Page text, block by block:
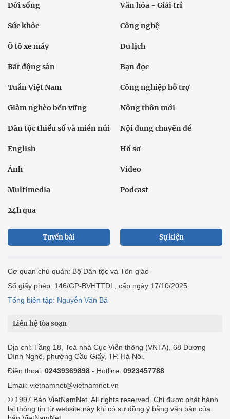
Đời sống Văn hóa - Giải trí
Sức khỏe Công nghệ
Ô tô xe máy Du lịch
Bất động sản Bạn đọc
Tuần Việt Nam Công nghiệp hỗ trợ
Giảm nghèo bền vững Nông thôn mới
Dân tộc thiểu số và miền núi Nội dung chuyên đề
English Hồ sơ
Ảnh Video
Multimedia Podcast
24h qua
Tuyến bài Sự kiện
Cơ quan chủ quản: Bộ Dân tộc và Tôn giáo
Số giấy phép: 146/GP-BVHTTDL, cấp ngày 17/10/2025
Tổng biên tập: Nguyễn Văn Bá
Liên hệ tòa soạn
Địa chỉ: Tầng 18, Toà nhà Cục Viễn thông (VNTA), 68 Dương
Đình Nghệ, phường Cầu Giấy, TP. Hà Nội.
Điện thoại: 02439369898 - Hotline: 0923457788
Email: vietnamnet@vietnamnet.vn
© 1997 Báo VietNamNet. All rights reserved. Chỉ được phát hành
lại thông tin từ website này khi có sự đồng ý bằng văn bản của